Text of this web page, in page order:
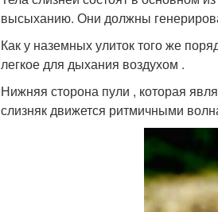
высыханию. Они должны
Как у наземных улиток того же
легкое для дыхания воздухом .
Нижняя сторона пули , которая
слизняк движется ритмичными